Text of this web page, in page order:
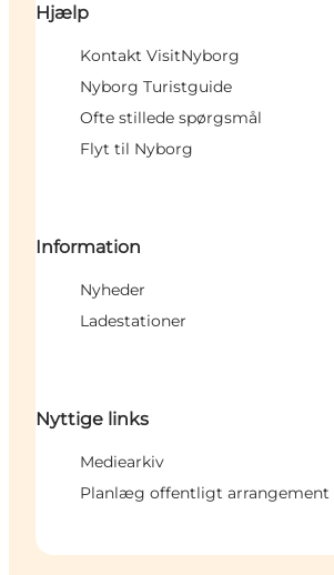
Hjælp
Kontakt VisitNyborg
Nyborg Turistguide
Ofte stillede spørgsmål
Flyt til Nyborg
Information
Nyheder
Ladestationer
Nyttige links
Mediearkiv
Planlæg offentligt arrangement